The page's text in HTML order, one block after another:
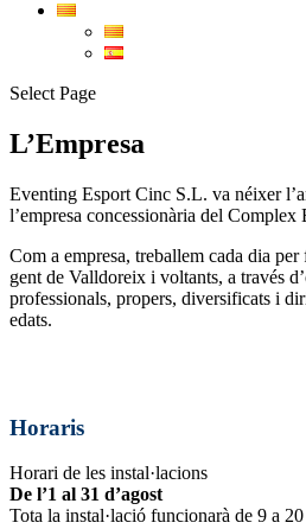
Select Page
L’Empresa
Eventing Esport Cinc S.L. va néixer
l’empresa concessionària del
Com a empresa, treballem cada dia per
gent de Valldoreix i voltants, a través
professionals, propers, diversificats i
edats.
Horaris
Horari de les instal·lacions
De l’1 al 31 d’agost
Tota la instal·lació funcionarà de 9 a